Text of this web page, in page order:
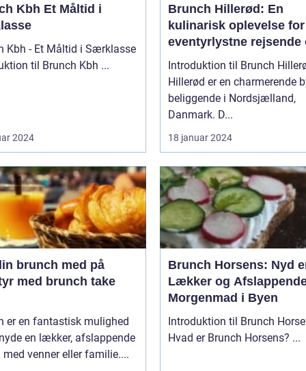
Et Måltid i
Kbh - Et Måltid i Særklasse
Introduktion til Brunch Kbh ...
2024
Brunch Hillerød: En
kulinarisk oplevelse for
eventyrlystne rejsende
backpackere
Introduktion til Brunch
Hillerød er en charmerende
beliggende i Nordsjælland,
Danmark. D...
18 januar 2024
brunch med på
med brunch take
er en fantastisk mulighed
en lækker, afslappende
venner eller familie....
Brunch Horsens: Nyd
Lækker og
Morgenmad i Byen
Introduktion til Brunch
Hvad er Brunch Horsens? ...